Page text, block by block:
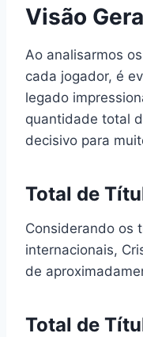
Visão
Ao analisarmos
cada jogador, é
legado
quantidade total
decisivo para
Total de
Considerando os
internacionais,
de
Total de